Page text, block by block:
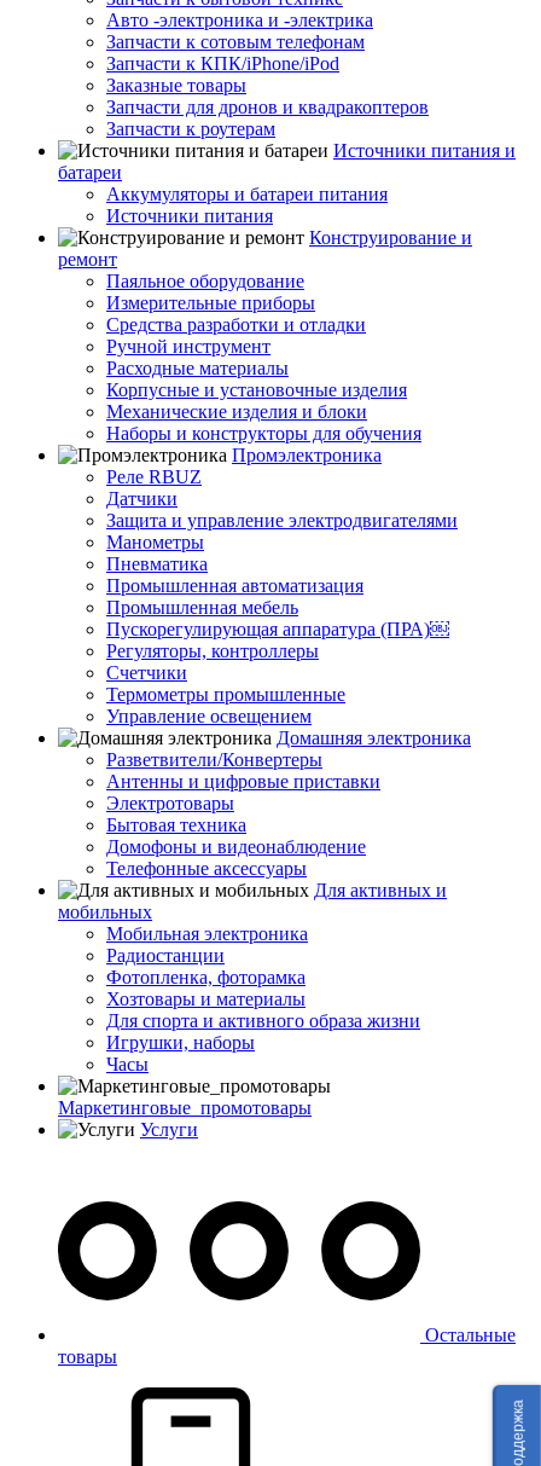
Авто -электроника и -электрика
Запчасти к сотовым телефонам
Запчасти к КПК/iPhone/iPod
Заказные товары
Запчасти для дронов и квадракоптеров
Запчасти к роутерам
Источники питания и
батареи
Аккумуляторы и батареи питания
Источники питания
Конструирование и
ремонт
Паяльное оборудование
Измерительные приборы
Средства разработки и отладки
Ручной инструмент
Расходные материалы
Корпусные и установочные изделия
Механические изделия и блоки
Наборы и конструкторы для обучения
Промэлектроника
Реле RBUZ
Датчики
Защита и управление электродвигателями
Манометры
Пневматика
Промышленная автоматизация
Промышленная мебель
Пускорегулирующая аппаратура (ПРА)￼
Регуляторы, контроллеры
Счетчики
Термометры промышленные
Управление освещением
Домашняя электроника
Разветвители/Конвертеры
Антенны и цифровые приставки
Электротовары
Бытовая техника
Домофоны и видеонаблюдение
Телефонные аксессуары
Для активных и
мобильных
Мобильная электроника
Радиостанции
Фотопленка, фоторамка
Хозтовары и материалы
Для спорта и активного образа жизни
Игрушки, наборы
Часы
Маркетинговые_промотовары
Услуги
Остальные
товары